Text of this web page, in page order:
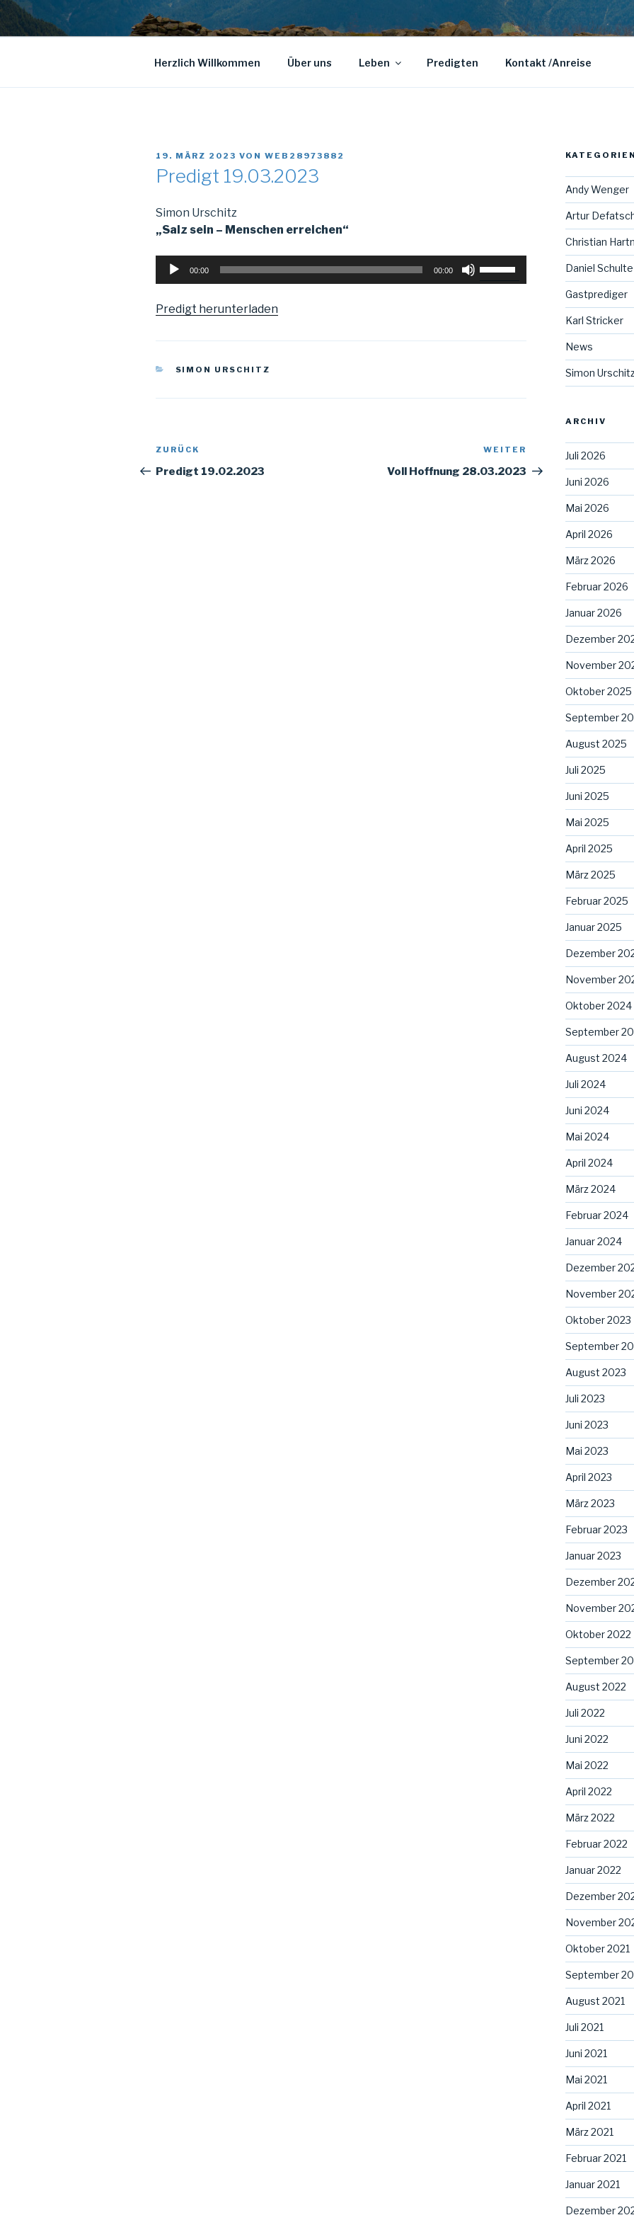
Herzlich Willkommen Über uns Leben Predigten Kontakt /Anreise
VERÖFFENTLICHT
19. MÄRZ 2023 VON WEB28973882
Predigt 19.03.2023
Simon Urschitz
„Salz sein – Menschen erreichen“
Audio-
00:00 00:00
Hoch/Runter
Predigt herunterladen
KATEGORIEN
SIMON URSCHITZ
Beitragsnavigation
Vorheriger
Beitrag
ZURÜCK
Predigt 19.02.2023
Nächster
Beitrag
WEITER
Voll Hoffnung 28.03.2023
KATEGORIEN
Andy Wenger
Artur
Christian
Daniel Schulte
Gastprediger
Karl Stricker
News
Simon
ARCHIV
Juli 2026
Juni 2026
Mai 2026
April 2026
März 2026
Februar 2026
Januar 2026
Dezember
November
Oktober 2025
September
August 2025
Juli 2025
Juni 2025
Mai 2025
April 2025
März 2025
Februar 2025
Januar 2025
Dezember
November
Oktober 2024
September
August 2024
Juli 2024
Juni 2024
Mai 2024
April 2024
März 2024
Februar 2024
Januar 2024
Dezember
November
Oktober 2023
September
August 2023
Juli 2023
Juni 2023
Mai 2023
April 2023
März 2023
Februar 2023
Januar 2023
Dezember
November
Oktober 2022
September
August 2022
Juli 2022
Juni 2022
Mai 2022
April 2022
März 2022
Februar 2022
Januar 2022
Dezember
November
Oktober 2021
September
August 2021
Juli 2021
Juni 2021
Mai 2021
April 2021
März 2021
Februar 2021
Januar 2021
Dezember